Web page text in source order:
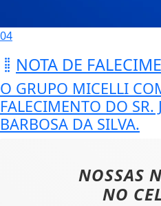
04
NOTA DE
O GRUPO MICELLI
FALECIMENTO DO SR.
BARBOSA DA SILVA.
NOSSAS
NO